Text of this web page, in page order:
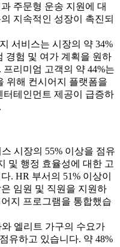
주문형 운송 지원에 대
지속적인 성장이 촉진되
서비스는 시장의 약 34%
경험 및 여가 계획을 원하
리미엄 고객의 약 44%는
위해 컨시어지 플랫폼을
테인먼트 제공이 급증하
시장의 55% 이상을 점유
및 행정 효율성에 대한 고
. HR 부서의 51% 이상이
임원 및 직원을 지원하
지 프로그램을 통합했습
엘리트 가구의 수요가
유하고 있습니다. 약 48%